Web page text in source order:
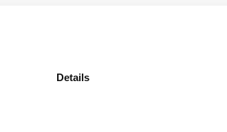
Details